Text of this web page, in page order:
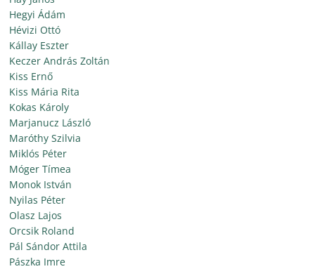
Hegyi Ádám
Hévizi Ottó
Kállay Eszter
Keczer András Zoltán
Kiss Ernő
Kiss Mária Rita
Kokas Károly
Marjanucz László
Maróthy Szilvia
Miklós Péter
Móger Tímea
Monok István
Nyilas Péter
Olasz Lajos
Orcsik Roland
Pál Sándor Attila
Pászka Imre